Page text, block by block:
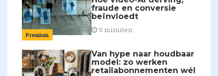
Premium
fraude en conversie
beïnvloedt
5 minuten
Van hype naar houdbaar
model: zo werken
retailabonnementen wél